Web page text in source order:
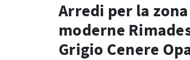
Arredi per la
moderne
Grigio Cenere